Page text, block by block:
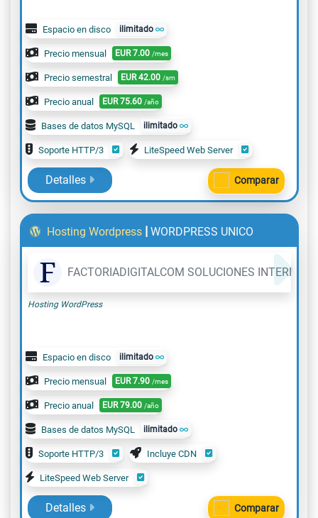
Espacio en disco ilimitado
Precio mensual EUR 7.00 /mes
Precio semestral EUR 42.00 /sm
Precio anual EUR 75.60 /año
Bases de datos MySQL ilimitado
Soporte HTTP/3 LiteSpeed Web Server
Detalles Comparar
Hosting Wordpress | WORDPRESS UNICO
FACTORIADIGITALCOM SOLUCIONES INTERNET,
Hosting WordPress
Espacio en disco ilimitado
Precio mensual EUR 7.90 /mes
Precio anual EUR 79.00 /año
Bases de datos MySQL ilimitado
Soporte HTTP/3 Incluye CDN
LiteSpeed Web Server
Detalles Comparar